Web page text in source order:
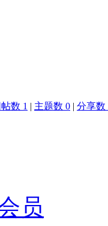
帖数 1 | 主题数 0 | 分享数
员